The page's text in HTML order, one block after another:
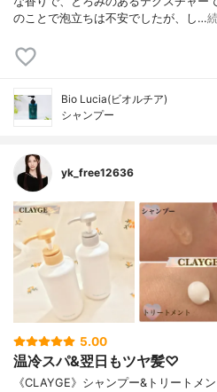
のことで泡立ちは不安でしたが、し…
Bio Lucia(ビオルチア)
シャンプー
yk_free12636
5.00
温冷スパ&翌日もツヤ髪♡
《CLAYGE》シャンプー&トリートメ